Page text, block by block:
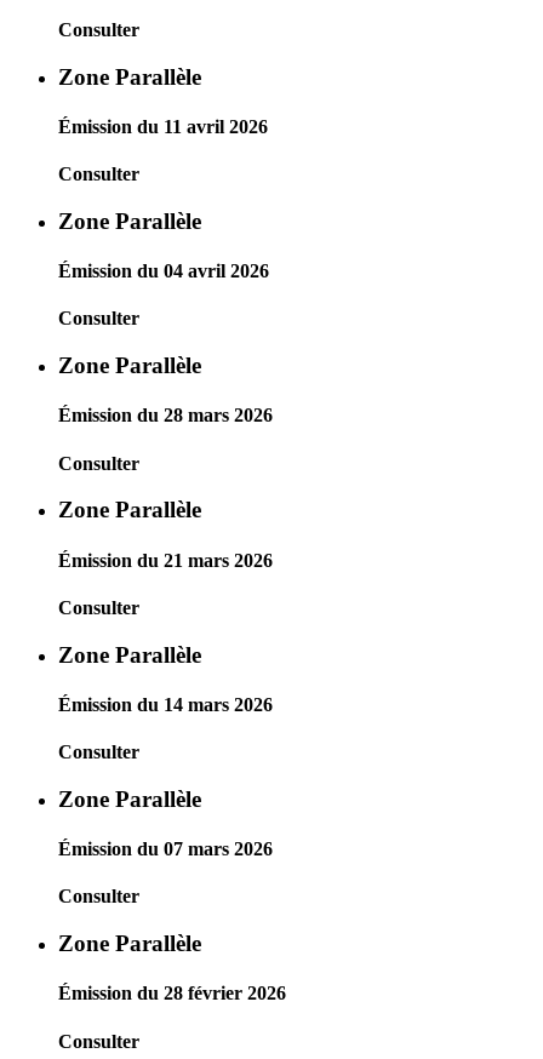
Consulter
Zone Parallèle
Émission du 11 avril 2026
Consulter
Zone Parallèle
Émission du 04 avril 2026
Consulter
Zone Parallèle
Émission du 28 mars 2026
Consulter
Zone Parallèle
Émission du 21 mars 2026
Consulter
Zone Parallèle
Émission du 14 mars 2026
Consulter
Zone Parallèle
Émission du 07 mars 2026
Consulter
Zone Parallèle
Émission du 28 février 2026
Consulter